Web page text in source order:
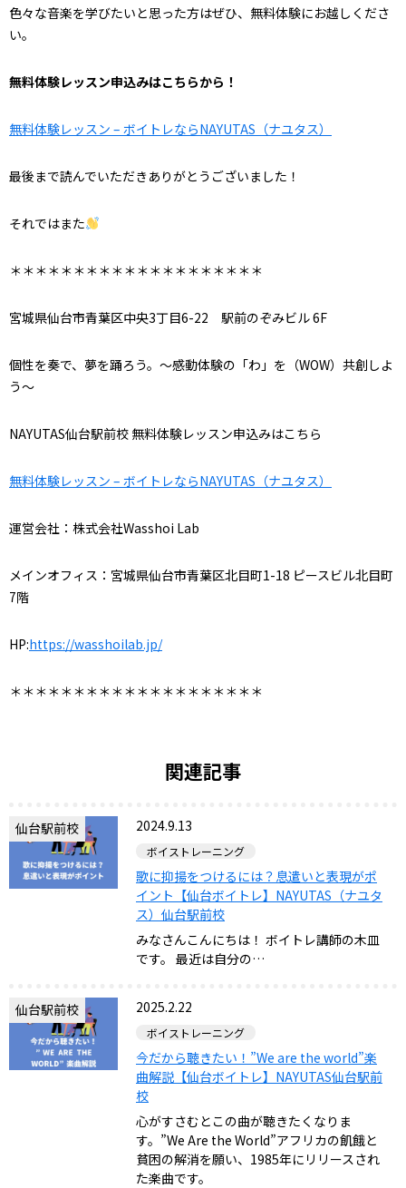
色々な音楽を学びたいと思った方はぜひ、無料体験にお越しくださ
い。
無料体験レッスン申込みはこちらから！
無料体験レッスン – ボイトレならNAYUTAS（ナユタス）
最後まで読んでいただきありがとうございました！
それではまた
＊＊＊＊＊＊＊＊＊＊＊＊＊＊＊＊＊＊＊＊
宮城県仙台市青葉区中央3丁目6-22 駅前のぞみビル 6F
個性を奏で、夢を踊ろう。～感動体験の「わ」を（WOW）共創しよ
う～
NAYUTAS仙台駅前校 無料体験レッスン申込みはこちら
無料体験レッスン – ボイトレならNAYUTAS（ナユタス）
運営会社：株式会社Wasshoi Lab
メインオフィス：宮城県仙台市青葉区北目町1-18 ピースビル北目町
7階
HP:https://wasshoilab.jp/
＊＊＊＊＊＊＊＊＊＊＊＊＊＊＊＊＊＊＊＊
関連記事
仙台駅前校 2024.9.13
ボイストレーニング
歌に抑揚をつけるには？息遣いと表現がポ
イント【仙台ボイトレ】NAYUTAS（ナユタ
ス）仙台駅前校
みなさんこんにちは！ ボイトレ講師の木皿
です。 最近は自分の…
仙台駅前校 2025.2.22
ボイストレーニング
今だから聴きたい！”We are the world”楽
曲解説【仙台ボイトレ】NAYUTAS仙台駅前
校
心がすさむとこの曲が聴きたくなりま
す。”We Are the World”アフリカの飢餓と
貧困の解消を願い、1985年にリリースされ
た楽曲です。